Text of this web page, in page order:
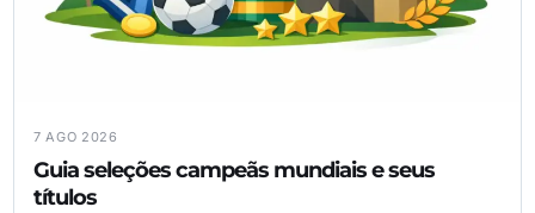
7 AGO 2026
Guia seleções campeãs mundiais e seus
títulos